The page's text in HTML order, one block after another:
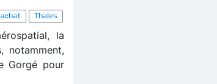
Thales
la
notamment,
Gorgé pour